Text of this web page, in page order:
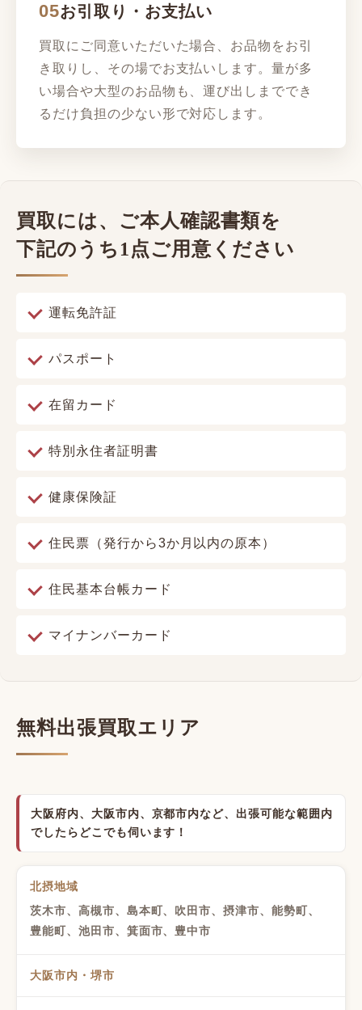
05お引取り・お支払い
買取にご同意いただいた場合、お品物をお引
き取りし、その場でお支払いします。量が多
い場合や大型のお品物も、運び出しまででき
るだけ負担の少ない形で対応します。
買取には、ご本人確認書類を
下記のうち1点ご用意ください
運転免許証
パスポート
在留カード
特別永住者証明書
健康保険証
住民票（発行から3か月以内の原本）
住民基本台帳カード
マイナンバーカード
無料出張買取エリア
大阪府内、大阪市内、京都市内など、出張可能な範囲内
でしたらどこでも伺います！
北摂地域
茨木市、高槻市、島本町、吹田市、摂津市、能勢町、
豊能町、池田市、箕面市、豊中市
大阪市内・堺市